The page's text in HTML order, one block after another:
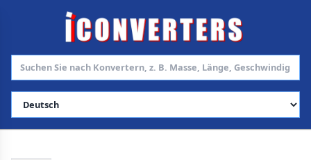
Sprache auswählen